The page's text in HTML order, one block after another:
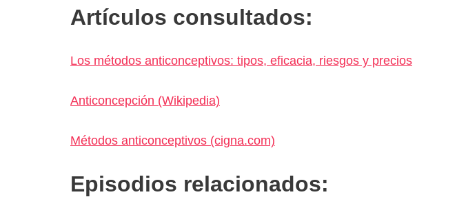
Artículos consultados:
Los métodos anticonceptivos: tipos, eficacia, riesgos y precios
Anticoncepción (Wikipedia)
Métodos anticonceptivos (cigna.com)
Episodios relacionados: